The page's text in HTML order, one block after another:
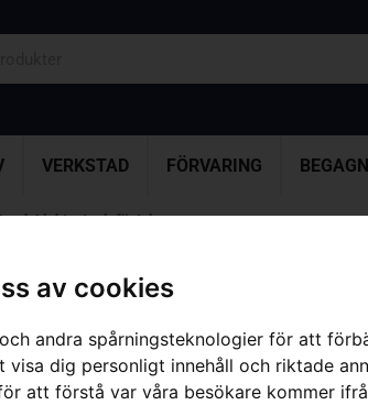
av cookies
andra spårningsteknologier för att
dig personligt innehåll och riktade
att förstå var våra besökare kommer
VERKSTAD FÖRVARING
Light, stor infästning
Artikelnummer:
Kategorier:
Varumärke: